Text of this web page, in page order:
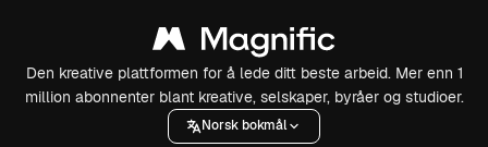
Den kreative plattformen for å lede ditt beste arbeid. Mer enn 1
million abonnenter blant kreative, selskaper, byråer og studioer.
Norsk bokmål